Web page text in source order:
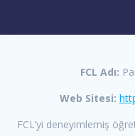
FCL Adı:
Web Sitesi:
FCL’yi deneyimlemiş